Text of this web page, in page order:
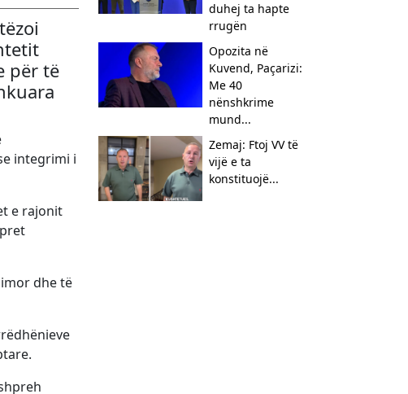
për të
integrimi i
e rajonit
dhe të
duhej ta hapte
rrugën
Opozita në
Kuvend, Paçarizi:
Me 40
nënshkrime
mund...
Zemaj: Ftoj VV të
vijë e ta
konstituojë...